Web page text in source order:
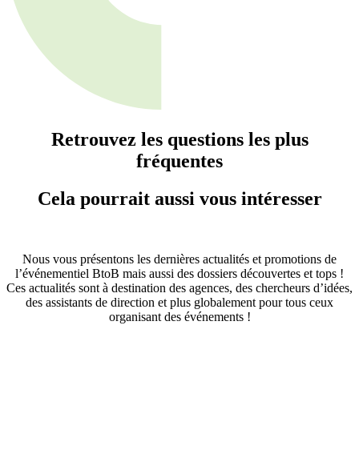
Retrouvez les questions les plus
fréquentes
Cela pourrait aussi vous intéresser
Nous vous présentons les dernières actualités et promotions de
l’événementiel BtoB mais aussi des dossiers découvertes et tops !
Ces actualités sont à destination des agences, des chercheurs d’idées,
des assistants de direction et plus globalement pour tous ceux
organisant des événements !